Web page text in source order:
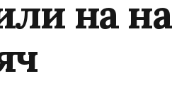
на